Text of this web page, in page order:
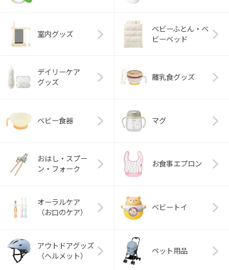
室内グッズ
ベビーふとん・ベ
ビーベッド
デイリーケア
グッズ
離乳食グッズ
ベビー食器 マグ
おはし・スプー
ン・フォーク
お食事エプロン
オーラルケア
（お口のケア）
ベビートイ
アウトドアグッズ
（ヘルメット）
ペット用品